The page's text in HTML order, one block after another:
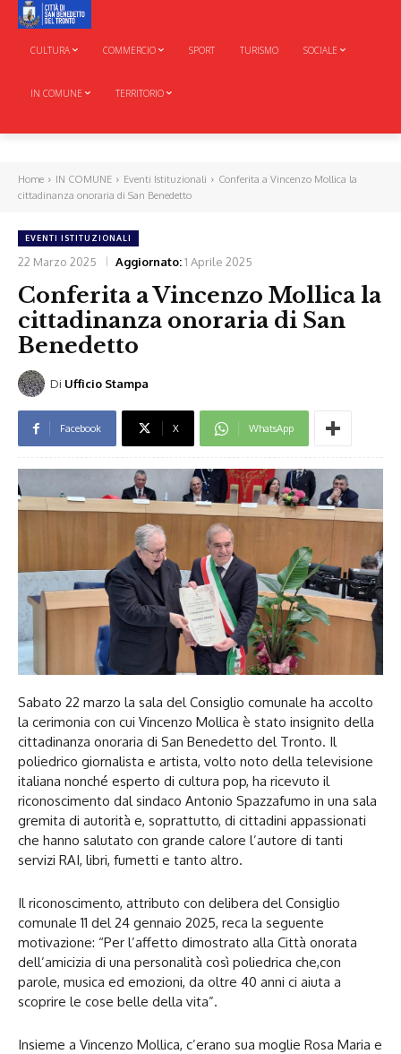
CULTURA COMMERCIO SPORT TURISMO SOCIALE
IN COMUNE TERRITORIO
Home IN COMUNE Eventi Istituzionali
Conferita a Vincenzo Mollica la
cittadinanza onoraria di San Benedetto
EVENTI ISTITUZIONALI
22 Marzo 2025 Aggiornato:1 Aprile 2025
Conferita a Vincenzo Mollica la
cittadinanza onoraria di San
Benedetto
Di Ufficio Stampa
Facebook X WhatsApp
Sabato 22 marzo la sala del Consiglio comunale ha accolto
la cerimonia con cui Vincenzo Mollica è stato insignito della
cittadinanza onoraria di San Benedetto del Tronto. Il
poliedrico giornalista e artista, volto noto della televisione
italiana nonché esperto di cultura pop, ha ricevuto il
riconoscimento dal sindaco Antonio Spazzafumo in una sala
gremita di autorità e, soprattutto, di cittadini appassionati
che hanno salutato con grande calore l’autore di tanti
servizi RAI, libri, fumetti e tanto altro.
Il riconoscimento, attributo con delibera del Consiglio
comunale 11 del 24 gennaio 2025, reca la seguente
motivazione: “Per l’affetto dimostrato alla Città onorata
dell’amicizia di una personalità così poliedrica che,con
parole, musica ed emozioni, da oltre 40 anni ci aiuta a
scoprire le cose belle della vita”.
Insieme a Vincenzo Mollica, c’erano sua moglie Rosa Maria e